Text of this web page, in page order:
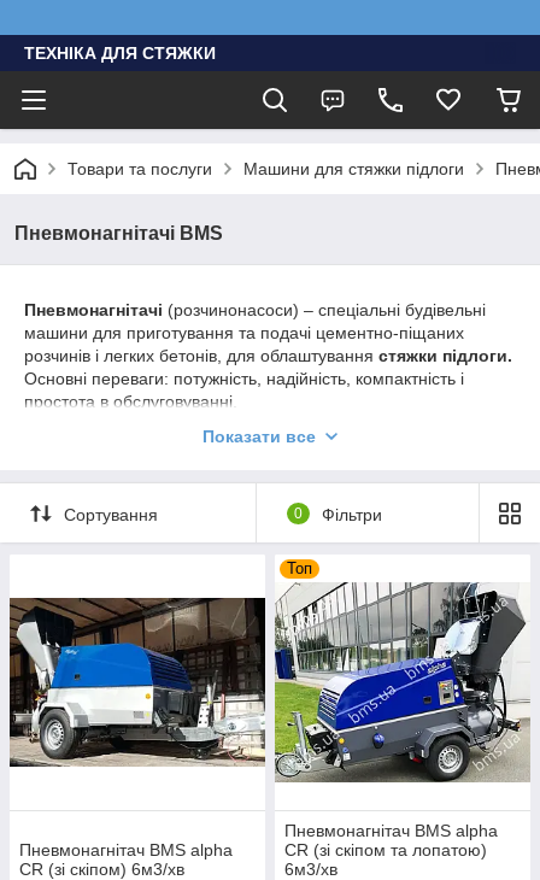
ТЕХНІКА ДЛЯ СТЯЖКИ
Товари та послуги Машини для стяжки підлоги
Пневмонагнітачі BMS
Пневмонагнітачі (розчинонасоси) – спеціальні будівельні
машини для приготування та подачі цементно-піщаних
розчинів і легких бетонів, для облаштування стяжки підлоги.
Основні переваги: потужність, надійність, компактність і
простота в обслуговуванні.
На нашому сайті представлені різні моделі пневмонагнітачів
Energy 32 A, 63 A
з електричними двигунами
alpha CR pдизельними двигунами Deutz 2011і TD2.2
Показати все
Сортування 0 Фільтри
Пневмонагнітач BMS alpha
CR (зі скіпом) 6м3/хв
Топ
Пневмонагнітач BMS alpha
CR (зі скіпом та лопатою)
6м3/хв